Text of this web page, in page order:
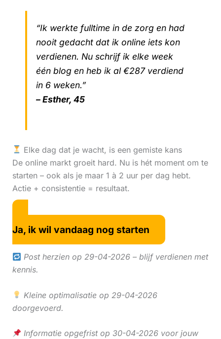
“Ik werkte fulltime in de zorg en had
nooit gedacht dat ik online iets kon
verdienen. Nu schrijf ik elke week
één blog en heb ik al €287 verdiend
in 6 weken.”
– Esther, 45
Elke dag dat je wacht, is een gemiste kans
De online markt groeit hard. Nu is hét moment om te
starten – ook als je maar 1 à 2 uur per dag hebt.
Actie + consistentie = resultaat.
Ja, ik wil vandaag nog starten
Post herzien op 29-04-2026 – blijf verdienen met
kennis.
Kleine optimalisatie op 29-04-2026
doorgevoerd.
Informatie opgefrist op 30-04-2026 voor jouw